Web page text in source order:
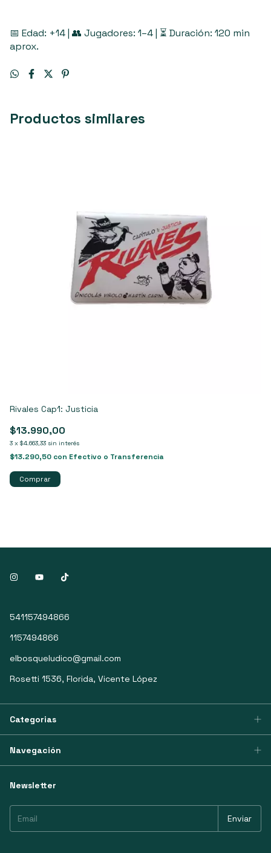
📅 Edad: +14 | 👥 Jugadores: 1–4 | ⏳ Duración: 120 min
aprox.
Productos similares
Rivales Cap1: Justicia
$13.990,00
3 x $4.663,33 sin interés
$13.290,50 con Efectivo o Transferencia
541157494866
1157494866
elbosqueludico@gmail.com
Rosetti 1536, Florida, Vicente López
Categorias
Navegación
Newsletter